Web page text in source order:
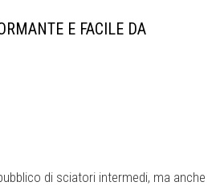
E FACILE DA
di sciatori intermedi, ma anche